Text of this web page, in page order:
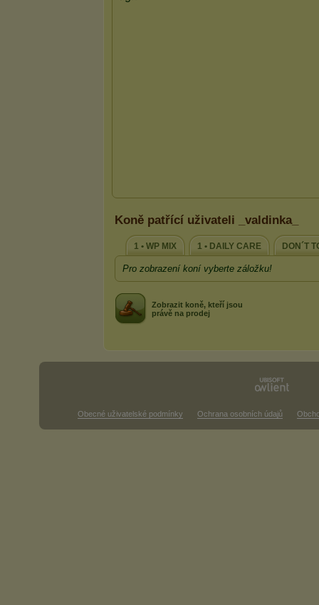
Koně patřící uživateli _valdinka_
1 • WP MIX 1 • DAILY CARE DON´T
Pro zobrazení koní vyberte záložku!
Zobrazit koně, kteří jsou
právě na prodej
Obecné uživatelské podmínky Ochrana osobních údajů